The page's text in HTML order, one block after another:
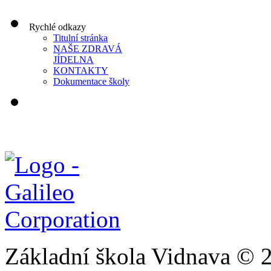
Rychlé odkazy
Titulní stránka
NAŠE ZDRAVÁ
JÍDELNA
KONTAKTY
Dokumentace školy
Základní škola Vidnava ©